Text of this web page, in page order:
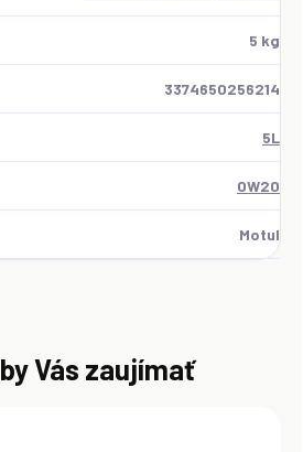
5 kg
3374650256214
5L
0W20
Motul
Vás zaujímať